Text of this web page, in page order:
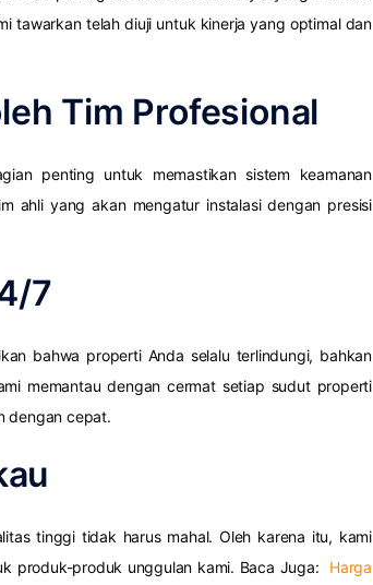
tawarkan telah diuji untuk kinerja yang optimal dan
Tim Profesional
penting untuk memastikan sistem keamanan
ahli yang akan mengatur instalasi dengan presisi
7
bahwa properti Anda selalu terlindungi, bahkan
memantau dengan cermat setiap sudut properti
dengan cepat.
tinggi tidak harus mahal. Oleh karena itu, kami
produk-produk unggulan kami. Baca Juga: Harga